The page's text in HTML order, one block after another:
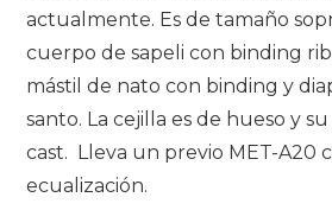
actualmente. Es de tamaño
cuerpo de sapeli con binding
mástil de nato con binding y
santo. La cejilla es de hueso y
cast. Lleva un previo MET-A20
ecualización.